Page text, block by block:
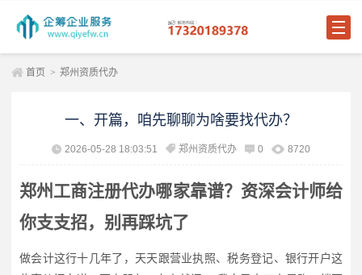
首页 > 郑州资质代办
一、开篇，咱先聊聊为啥要找代办？
2026-05-28 18:03:51 郑州资质代办 0 8720
郑州工商注册代办哪家靠谱？资深会计师给
你支支招，别再踩坑了
做会计这行十几年了，天天跟营业执照、税务登记、银行开户这